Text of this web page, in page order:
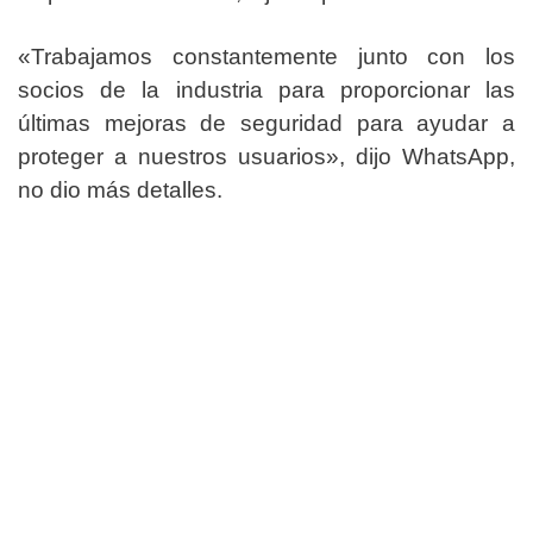
«Trabajamos constantemente junto con los
socios de la industria para proporcionar las
últimas mejoras de seguridad para ayudar a
proteger a nuestros usuarios», dijo WhatsApp,
no dio más detalles.